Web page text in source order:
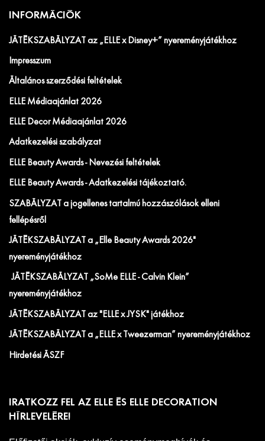
INFORMÁCIÓK
JÁTÉKSZABÁLYZAT az „ELLE x Disney+” nyereményjátékhoz
Impresszum
Általános szerződési feltételek
ELLE Médiaajánlat 2026
ELLE Decor Médiaajánlat 2026
Adatkezelési szabályzat
ELLE Beauty Awards - Nevezési feltételek
ELLE Beauty Awards - Adatkezelési tájékoztató.
SZABÁLYZAT a jogellenes tartalmú hozzászólások elleni
fellépésről
JÁTÉKSZABÁLYZAT a „Elle Beauty Awards 2026"
nyereményjátékhoz
JÁTÉKSZABÁLYZAT „SoMe ELLE - Calvin Klein”
nyereményjátékhoz
JÁTÉKSZABÁLYZAT az "ELLE x JYSK" játékhoz
JÁTÉKSZABÁLYZAT a „ELLE x Tweezerman” nyereményjátékhoz
Hirdetési ÁSZF
IRATKOZZ FEL AZ ELLE ÉS ELLE DECORATION
HÍRLEVELÉRE!